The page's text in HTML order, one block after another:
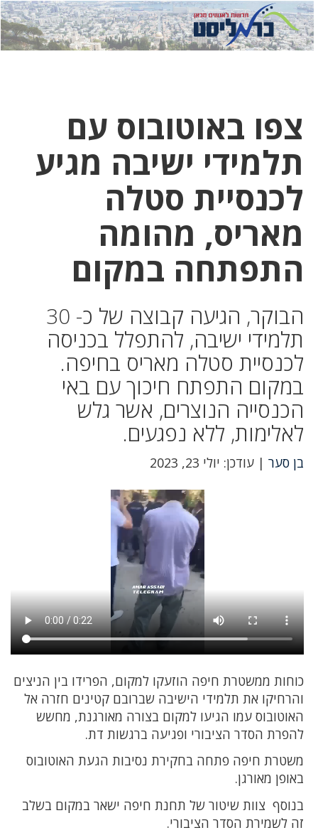
לחץ
כאן
לחץ
כדי
צפו באוטובוס עם
תלמידי ישיבה מגיע
לכנסיית סטלה
מאריס, מהומה
התפתחה במקום
הבוקר, הגיעה קבוצה של כ- 30
תלמידי ישיבה, להתפלל בכניסה
לכנסיית סטלה מאריס בחיפה.
במקום התפתח חיכוך עם באי
הכנסייה הנוצרים, אשר גלש
לאלימות, ללא נפגעים.
בן סער | עודכן: יולי 23, 2023
כוחות ממשטרת חיפה הוזעקו למקום, הפרידו בין הניצים
והרחיקו את תלמידי הישיבה שברובם קטינים חזרה אל
האוטובוס עמו הגיעו למקום בצורה מאורגנת, מחשש
להפרת הסדר הציבורי ופגיעה ברגשות דת.
משטרת חיפה פתחה בחקירת נסיבות הגעת האוטובוס
באופן מאורגן.
בנוסף צוות שיטור של תחנת חיפה ישאר במקום בשלב
זה לשמירת הסדר הציבורי.